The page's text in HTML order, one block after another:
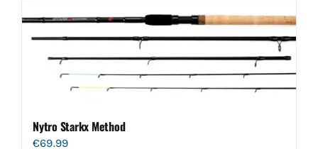
variaties.
optie
worden
op
Nytro Starkx Method
€69.99